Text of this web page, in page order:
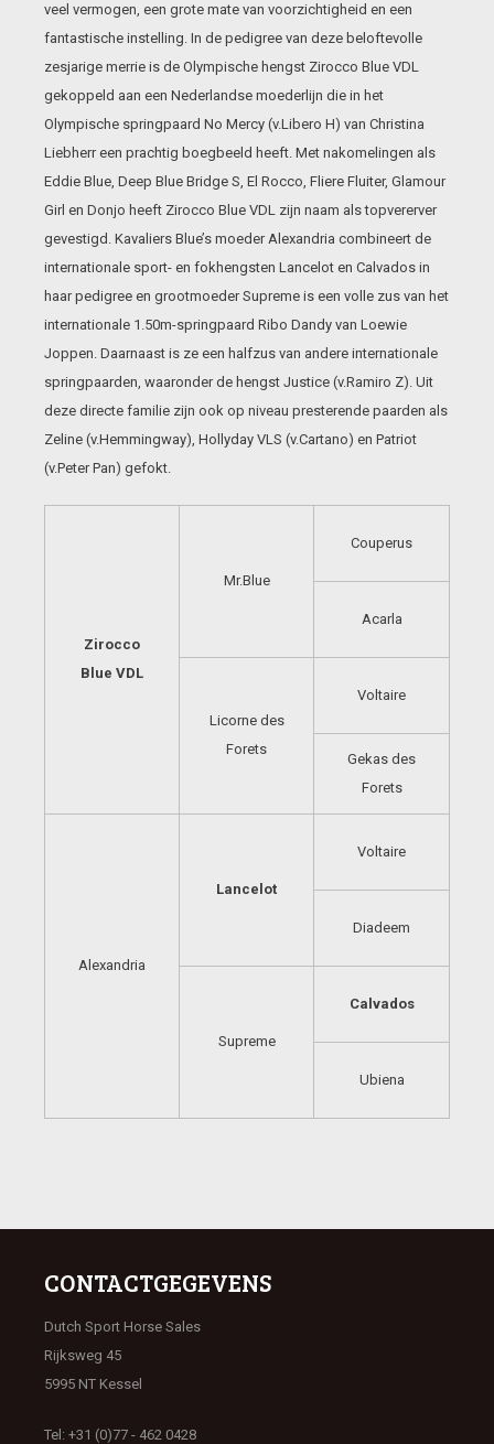
veel vermogen, een grote mate van voorzichtigheid en een
fantastische instelling. In de pedigree van deze beloftevolle
zesjarige merrie is de Olympische hengst Zirocco Blue VDL
gekoppeld aan een Nederlandse moederlijn die in het
Olympische springpaard No Mercy (v.Libero H) van Christina
Liebherr een prachtig boegbeeld heeft. Met nakomelingen als
Eddie Blue, Deep Blue Bridge S, El Rocco, Fliere Fluiter, Glamour
Girl en Donjo heeft Zirocco Blue VDL zijn naam als topvererver
gevestigd. Kavaliers Blue’s moeder Alexandria combineert de
internationale sport- en fokhengsten Lancelot en Calvados in
haar pedigree en grootmoeder Supreme is een volle zus van het
internationale 1.50m-springpaard Ribo Dandy van Loewie
Joppen. Daarnaast is ze een halfzus van andere internationale
springpaarden, waaronder de hengst Justice (v.Ramiro Z). Uit
deze directe familie zijn ook op niveau presterende paarden als
Zeline (v.Hemmingway), Hollyday VLS (v.Cartano) en Patriot
(v.Peter Pan) gefokt.
Zirocco
Blue VDL
Mr.Blue
Couperus
Acarla
Licorne des
Forets
Voltaire
Gekas des
Forets
Alexandria
Lancelot
Voltaire
Diadeem
Supreme
Calvados
Ubiena
CONTACTGEGEVENS
Dutch Sport Horse Sales
Rijksweg 45
5995 NT Kessel
Tel: +31 (0)77 - 462 0428